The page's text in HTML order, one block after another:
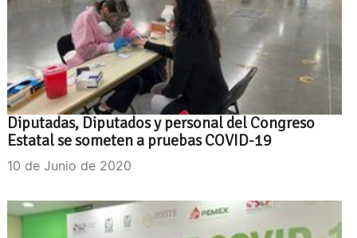
Diputadas, Diputados y personal del Congreso
Estatal se someten a pruebas COVID-19
10 de Junio de 2020